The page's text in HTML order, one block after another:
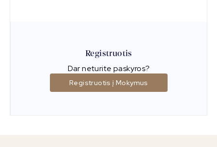
Registruotis
Dar neturite paskyros?
Registruotis į Mokymus